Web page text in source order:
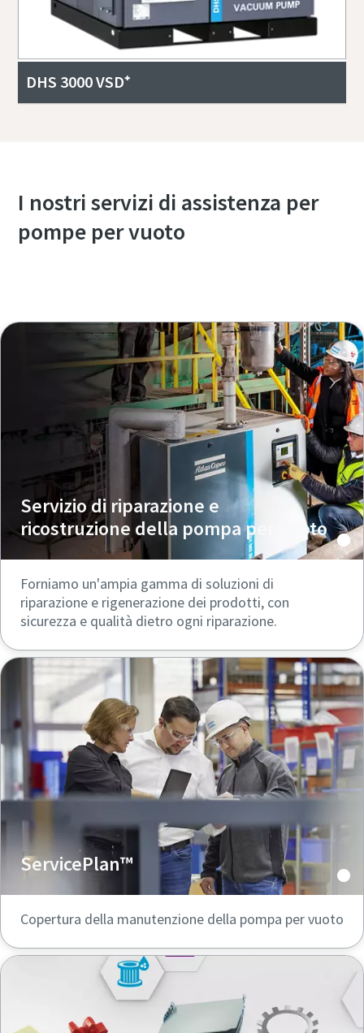
DHS 3000 VSD⁺
I nostri servizi di assistenza per
pompe per vuoto
Servizio di riparazione e
ricostruzione della pompa per vuoto
Forniamo un'ampia gamma di soluzioni di
riparazione e rigenerazione dei prodotti, con
sicurezza e qualità dietro ogni riparazione.
ServicePlan™
Copertura della manutenzione della pompa per vuoto